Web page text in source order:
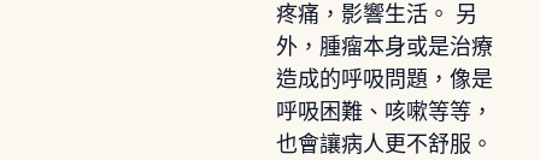
疼痛，影響生活。 另
外，腫瘤本身或是治療
造成的呼吸問題，像是
呼吸困難、咳嗽等等，
也會讓病人更不舒服。